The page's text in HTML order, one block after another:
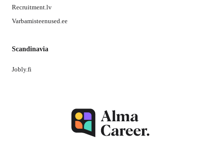
Recruitment.lv
Varbamisteenused.ee
Scandinavia
Jobly.fi